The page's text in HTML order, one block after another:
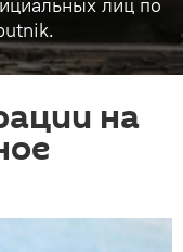
на